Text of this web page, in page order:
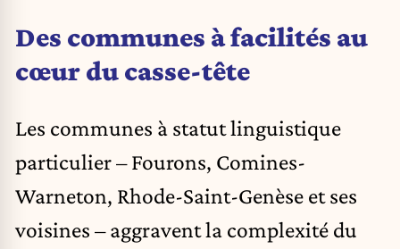
Des communes à facilités au
cœur du casse-tête
Les communes à statut linguistique
particulier – Fourons, Comines-
Warneton, Rhode-Saint-Genèse et ses
voisines – aggravent la complexité du